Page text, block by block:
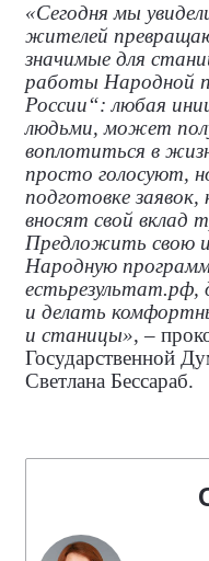
«Сегодня мы
жителей
значимые для
работы Народной
России“: любая
людьми, может
воплотиться в
просто голосуют,
подготовке
вносят свой вклад
Предложить свою
Народную
естьрезультат.рф,
и делать
и станицы», –
Государственной
Светлана Бессараб.